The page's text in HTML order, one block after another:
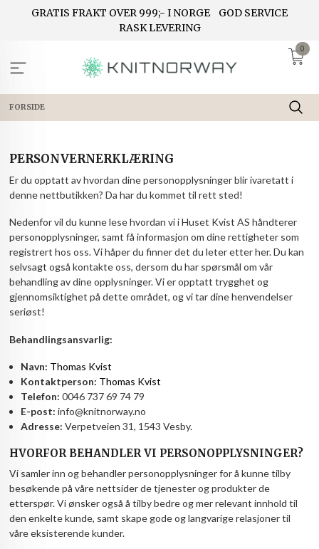
GRATIS FRAKT OVER 999;- I NORGE
GOD SERVICE
RASK LEVERING
0
FORSIDE
PERSONVERNERKLÆRING
Er du opptatt av hvordan dine personopplysninger blir ivaretatt i
denne nettbutikken? Da har du kommet til rett sted!
Nedenfor vil du kunne lese hvordan vi i Huset Kvist AS håndterer
personopplysninger, samt få informasjon om dine rettigheter som
registrert hos oss. Vi håper du finner det du leter etter her. Du kan
selvsagt også kontakte oss, dersom du har spørsmål om vår
behandling av dine opplysninger. Vi er opptatt trygghet og
gjennomsiktighet på dette området, og vi tar dine henvendelser
seriøst!
Behandlingsansvarlig:
Navn: Thomas Kvist
Kontaktperson: Thomas Kvist
Telefon: 0046 737 69 74 79
E-post: info@knitnorway.no
Adresse: Verpetveien 31, 1543 Vesby.
HVORFOR BEHANDLER VI PERSONOPPLYSNINGER?
Vi samler inn og behandler personopplysninger for å kunne tilby
besøkende på våre nettsider de tjenester og produkter de
etterspør. Vi ønsker også å tilby bedre og mer relevant innhold til
den enkelte kunde, samt skape gode og langvarige relasjoner til
våre eksisterende kunder.